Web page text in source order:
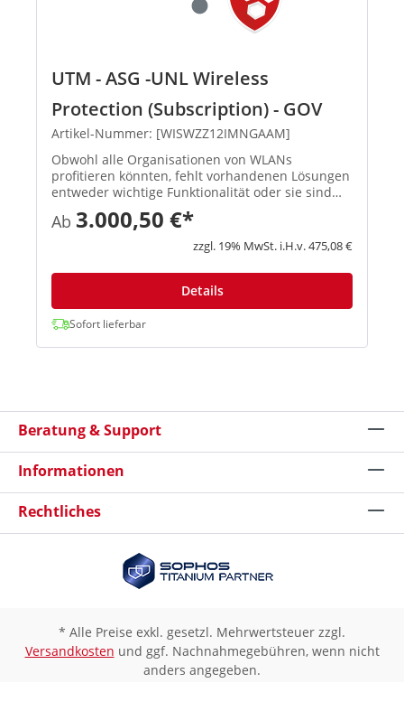
UTM - ASG -UNL Wireless
Protection (Subscription) - GOV
Artikel-Nummer: [WISWZZ12IMNGAAM]
Obwohl alle Organisationen von WLANs
profitieren könnten, fehlt vorhandenen Lösungen
entweder wichtige Funktionalität oder sie sind
teuer und schwierig zu verwalten. Astaro
Wireless Security ist ein neuer Ansatz, der den
Betrieb sicherer und zuverläs...
Ab 3.000,50 €*
zzgl. 19% MwSt. i.H.v. 475,08 €
Details
Sofort lieferbar
Beratung & Support
Informationen
Rechtliches
* Alle Preise exkl. gesetzl. Mehrwertsteuer zzgl.
Versandkosten und ggf. Nachnahmegebühren, wenn nicht
anders angegeben.